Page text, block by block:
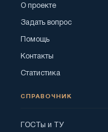
О проекте
Задать вопрос
Помощь
Контакты
Статистика
СПРАВОЧНИК
ГОСТы и ТУ